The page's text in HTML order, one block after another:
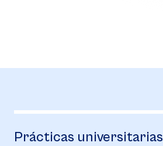
Prácticas universitarias